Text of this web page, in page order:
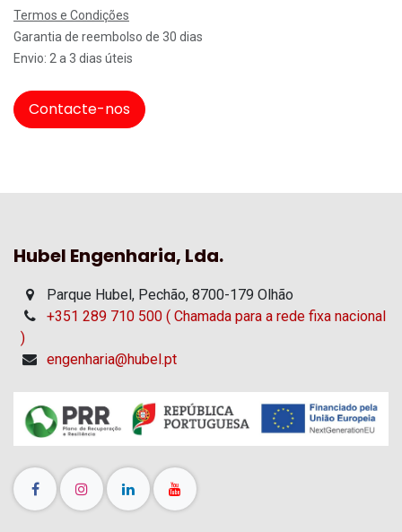
Termos e Condições
Garantia de reembolso de 30 dias
Envio: 2 a 3 dias úteis
Contacte-nos
Hubel Engenharia, Lda.
Parque Hubel, Pechão, 8700-179 Olhão
+351 289 710 500 ( Chamada para a rede fixa nacional
)
engenharia@hubel.pt